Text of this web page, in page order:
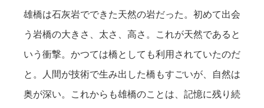
雄橋は石灰岩でできた天然の岩だった。初めて出会
う岩橋の大きさ、太さ、高さ。これが天然であると
いう衝撃。かつては橋としても利用されていたのだ
と。人間が技術で生み出した橋もすごいが、自然は
奥が深い。これからも雄橋のことは、記憶に残り続